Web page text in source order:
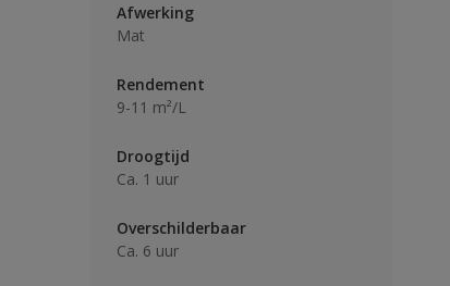
Afwerking
Mat
Rendement
9-11 m²/L
Droogtijd
Ca. 1 uur
Overschilderbaar
Ca. 6 uur